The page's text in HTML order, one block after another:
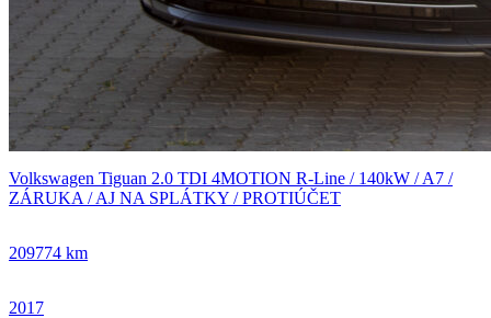
Volkswagen Tiguan 2.0 TDI 4MOTION R-Line / 140kW / A7 /
ZÁRUKA / AJ NA SPLÁTKY / PROTIÚČET
209774 km
2017